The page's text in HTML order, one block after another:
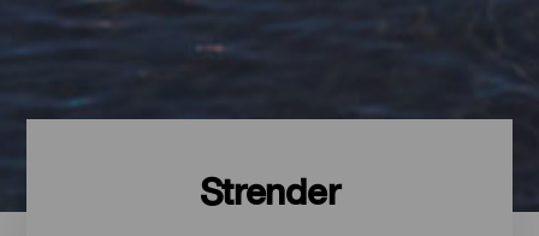
Strender